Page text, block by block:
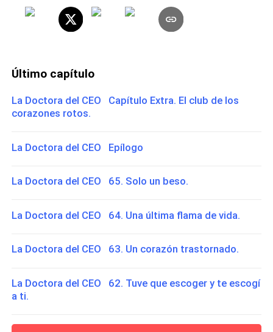
Último capítulo
La Doctora del CEO Capítulo Extra. El club de los
corazones rotos.
La Doctora del CEO Epílogo
La Doctora del CEO 65. Solo un beso.
La Doctora del CEO 64. Una última flama de vida.
La Doctora del CEO 63. Un corazón trastornado.
La Doctora del CEO 62. Tuve que escoger y te escogí
a ti.